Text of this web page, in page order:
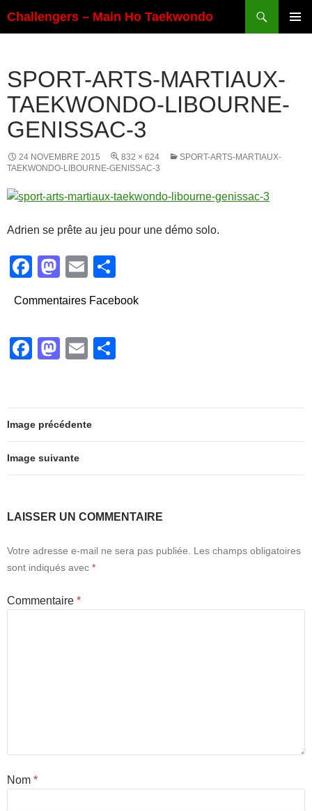
au
Challengers – Main Ho Taekwondo
SPORT-ARTS-MARTIAUX-
TAEKWONDO-LIBOURNE-
GENISSAC-3
24 NOVEMBRE 2015 832 × 624
SPORT-ARTS-MARTIAUX-
TAEKWONDO-LIBOURNE-GENISSAC-3
Adrien se prête au jeu pour une démo solo.
F
c
e
b
k
M
st
o
d
E
ail ta
Commentaires Facebook
F
e
b
o
o
M
o
d
o
n
E
g
er
Image précédente
Image suivante
LAISSER UN COMMENTAIRE
Votre adresse e-mail ne sera pas publiée.
Les champs obligatoires
sont indiqués avec *
Commentaire *
Nom *